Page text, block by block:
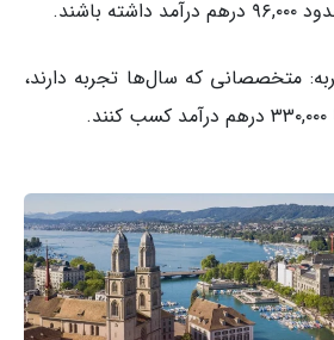
باشند.
متخصصانی که سال‌ها تجربه دارند،